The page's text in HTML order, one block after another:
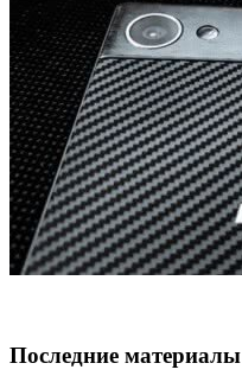
Последние материалы